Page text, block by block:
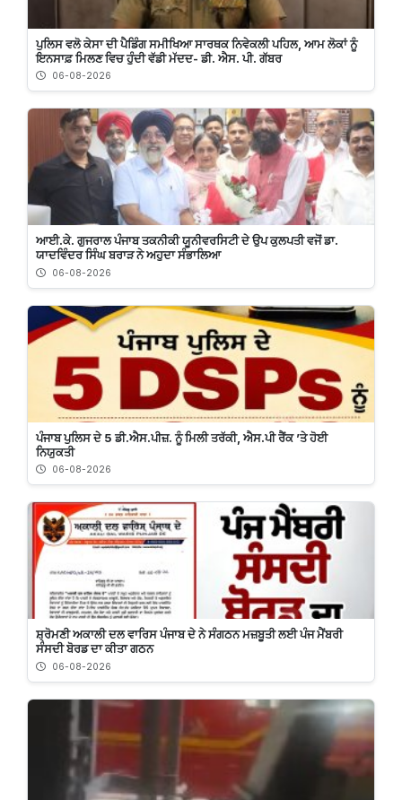
ਪੁਲਿਸ ਵਲੋ ਕੇਸਾ ਦੀ ਪੈਡਿੰਗ ਸਮੀਖਿਆ ਸਾਰਥਕ ਨਿਵੇਕਲੀ ਪਹਿਲ, ਆਮ ਲੋਕਾਂ ਨੂੰ
ਇਨਸਾਫ਼ ਮਿਲਣ ਵਿਚ ਹੁੰਦੀ ਵੱਡੀ ਮੱਦਦ- ਡੀ. ਐਸ. ਪੀ. ਗੱਬਰ
06-08-2026
ਆਈ.ਕੇ. ਗੁਜਰਾਲ ਪੰਜਾਬ ਤਕਨੀਕੀ ਯੂਨੀਵਰਸਿਟੀ ਦੇ ਉਪ ਕੁਲਪਤੀ ਵਜੋਂ ਡਾ.
ਯਾਦਵਿੰਦਰ ਸਿੰਘ ਬਰਾੜ ਨੇ ਅਹੁਦਾ ਸੰਭਾਲਿਆ
06-08-2026
ਪੰਜਾਬ ਪੁਲਿਸ ਦੇ 5 ਡੀ.ਐਸ.ਪੀਜ਼. ਨੂੰ ਮਿਲੀ ਤਰੱਕੀ, ਐਸ.ਪੀ ਰੈਂਕ ’ਤੇ ਹੋਈ
ਨਿਯੁਕਤੀ
06-08-2026
ਸ਼੍ਰੋਮਣੀ ਅਕਾਲੀ ਦਲ ਵਾਰਿਸ ਪੰਜਾਬ ਦੇ ਨੇ ਸੰਗਠਨ ਮਜ਼ਬੂਤੀ ਲਈ ਪੰਜ ਮੈਂਬਰੀ
ਸੰਸਦੀ ਬੋਰਡ ਦਾ ਕੀਤਾ ਗਠਨ
06-08-2026